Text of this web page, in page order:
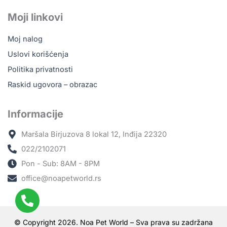
Moji linkovi
Moj nalog
Uslovi korišćenja
Politika privatnosti
Raskid ugovora – obrazac
Informacije
Maršala Birjuzova 8 lokal 12, Inđija 22320
022/2102071
Pon - Sub: 8AM - 8PM
office@noapetworld.rs
© Copyright 2026. Noa Pet World – Sva prava su zadržana